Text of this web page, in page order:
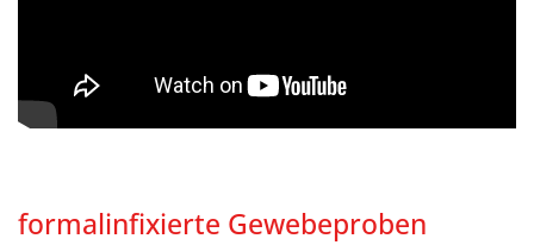
formalinfixierte Gewebeproben